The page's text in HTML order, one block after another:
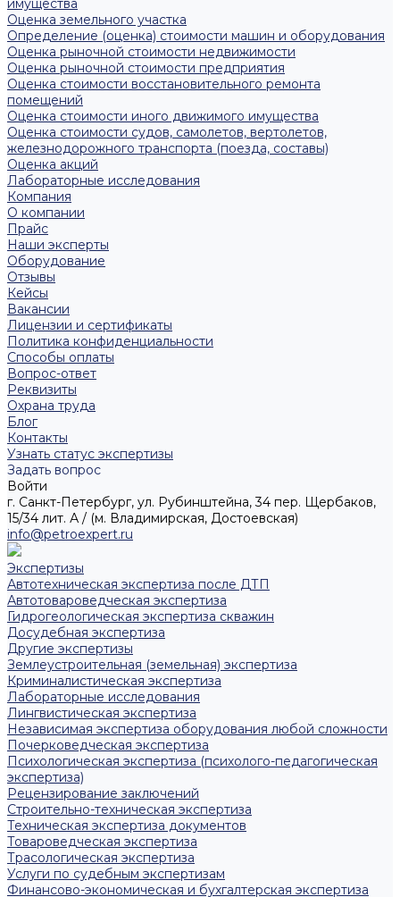
имущества
Оценка земельного участка
Определение (оценка) стоимости машин и оборудования
Оценка рыночной стоимости недвижимости
Оценка рыночной стоимости предприятия
Оценка стоимости восстановительного ремонта
помещений
Оценка стоимости иного движимого имущества
Оценка стоимости судов, самолетов, вертолетов,
железнодорожного транспорта (поезда, составы)
Оценка акций
Лабораторные исследования
Компания
О компании
Прайс
Наши эксперты
Оборудование
Отзывы
Кейсы
Вакансии
Лицензии и сертификаты
Политика конфиденциальности
Способы оплаты
Вопрос-ответ
Реквизиты
Охрана труда
Блог
Контакты
Узнать статус экспертизы
Задать вопрос
Войти
г. Санкт-Петербург, ул. Рубинштейна, 34 пер. Щербаков,
15/34 лит. А / (м. Владимирская, Достоевская)
info@petroexpert.ru
Экспертизы
Автотехническая экспертиза после ДТП
Автотовароведческая экспертиза
Гидрогеологическая экспертиза скважин
Досудебная экспертиза
Другие экспертизы
Землеустроительная (земельная) экспертиза
Криминалистическая экспертиза
Лабораторные исследования
Лингвистическая экспертиза
Независимая экспертиза оборудования любой сложности
Почерковедческая экспертиза
Психологическая экспертиза (психолого-педагогическая
экспертиза)
Рецензирование заключений
Строительно-техническая экспертиза
Техническая экспертиза документов
Товароведческая экспертиза
Трасологическая экспертиза
Услуги по судебным экспертизам
Финансово-экономическая и бухгалтерская экспертиза